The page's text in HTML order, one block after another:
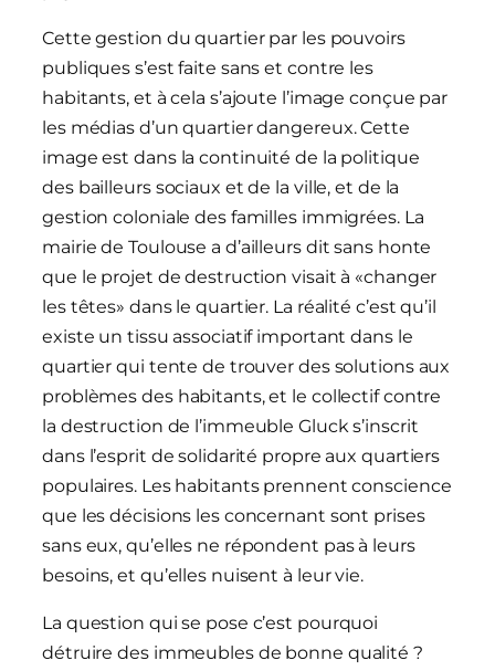
Cette gestion du quartier par les pouvoirs
publiques s’est faite sans et contre les
habitants, et à cela s’ajoute l’image conçue par
les médias d’un quartier dangereux. Cette
image est dans la continuité de la politique
des bailleurs sociaux et de la ville, et de la
gestion coloniale des familles immigrées. La
mairie de Toulouse a d’ailleurs dit sans honte
que le projet de destruction visait à «changer
les têtes» dans le quartier. La réalité c’est qu’il
existe un tissu associatif important dans le
quartier qui tente de trouver des solutions aux
problèmes des habitants, et le collectif contre
la destruction de l’immeuble Gluck s’inscrit
dans l’esprit de solidarité propre aux quartiers
populaires. Les habitants prennent conscience
que les décisions les concernant sont prises
sans eux, qu’elles ne répondent pas à leurs
besoins, et qu’elles nuisent à leur vie.
La question qui se pose c’est pourquoi
détruire des immeubles de bonne qualité ?